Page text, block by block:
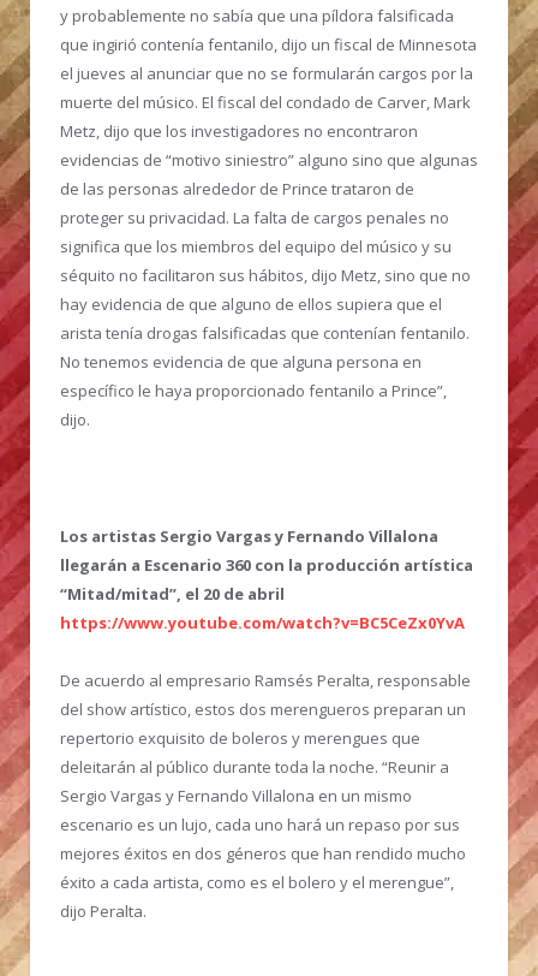
y probablemente no sabía que una píldora falsificada
que ingirió contenía fentanilo, dijo un fiscal de Minnesota
el jueves al anunciar que no se formularán cargos por la
muerte del músico. El fiscal del condado de Carver, Mark
Metz, dijo que los investigadores no encontraron
evidencias de “motivo siniestro” alguno sino que algunas
de las personas alrededor de Prince trataron de
proteger su privacidad. La falta de cargos penales no
significa que los miembros del equipo del músico y su
séquito no facilitaron sus hábitos, dijo Metz, sino que no
hay evidencia de que alguno de ellos supiera que el
arista tenía drogas falsificadas que contenían fentanilo.
No tenemos evidencia de que alguna persona en
específico le haya proporcionado fentanilo a Prince”,
dijo.
Los artistas Sergio Vargas y Fernando Villalona
llegarán a Escenario 360 con la producción artística
“Mitad/mitad”, el 20 de abril
https://www.youtube.com/watch?v=BC5CeZx0YvA
De acuerdo al empresario Ramsés Peralta, responsable
del show artístico, estos dos merengueros preparan un
repertorio exquisito de boleros y merengues que
deleitarán al público durante toda la noche. “Reunir a
Sergio Vargas y Fernando Villalona en un mismo
escenario es un lujo, cada uno hará un repaso por sus
mejores éxitos en dos géneros que han rendido mucho
éxito a cada artista, como es el bolero y el merengue”,
dijo Peralta.